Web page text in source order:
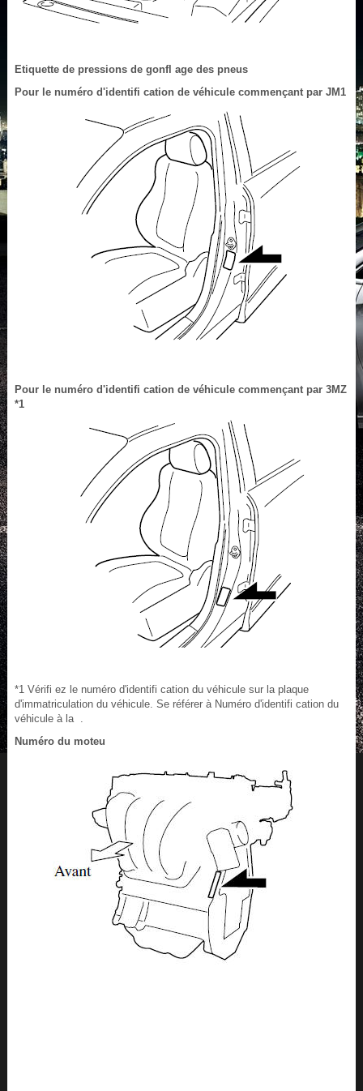
Etiquette de pressions de gonfl age des pneus
Pour le numéro d'identifi cation de véhicule commençant par JM1
Pour le numéro d'identifi cation de véhicule commençant par 3MZ
*1
*1 Vérifi ez le numéro d'identifi cation du véhicule sur la plaque
d'immatriculation du véhicule. Se référer à Numéro d'identifi cation du
véhicule à la .
Numéro du moteu